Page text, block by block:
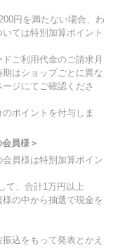
円を満たない場合、わ
ては特別加算ポイント
ご利用代金のご請求月
はショップごとに異な
ジにてご確認くださ
ポイントを付与しま
員様＞
員様は特別加算ポイン
て、合計1万円以上
様の中から抽選で現金を
込をもって発表とかえ